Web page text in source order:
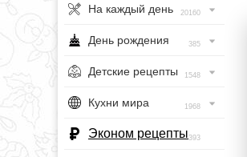
На каждый день 20160
День рождения 385
Детские рецепты 1548
Кухни мира 1968
Эконом рецепты393